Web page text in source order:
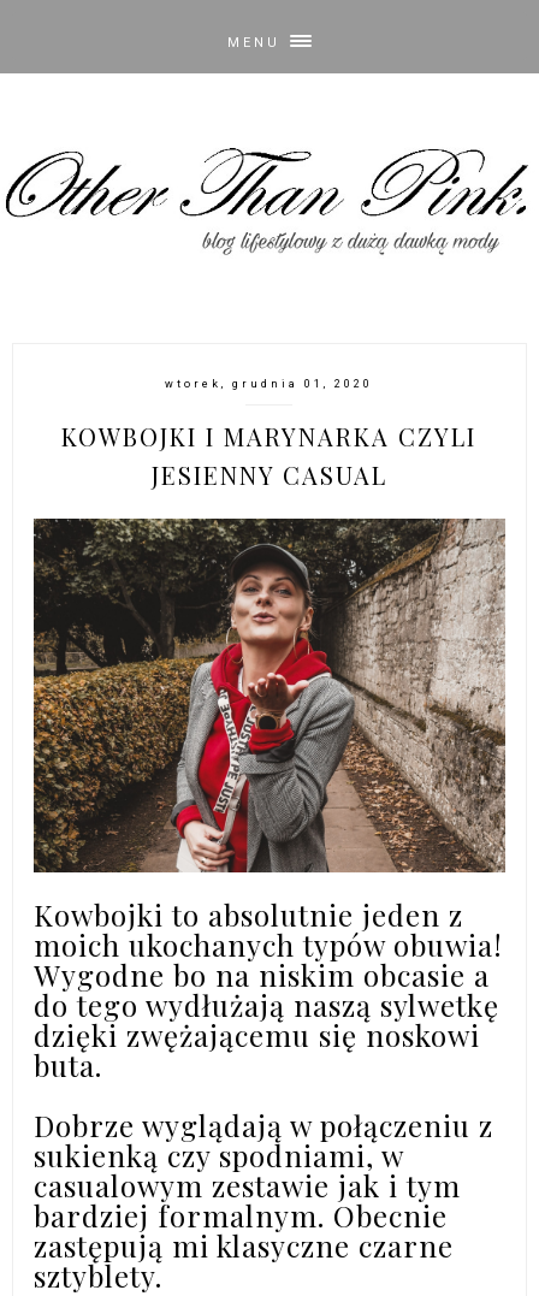
MENU
wtorek, grudnia 01, 2020
KOWBOJKI I MARYNARKA CZYLI
JESIENNY CASUAL
Kowbojki to absolutnie jeden z
moich ukochanych typów obuwia!
Wygodne bo na niskim obcasie a
do tego wydłużają naszą sylwetkę
dzięki zwężającemu się noskowi
buta.
Dobrze wyglądają w połączeniu z
sukienką czy spodniami, w
casualowym zestawie jak i tym
bardziej formalnym. Obecnie
zastępują mi klasyczne czarne
sztyblety.